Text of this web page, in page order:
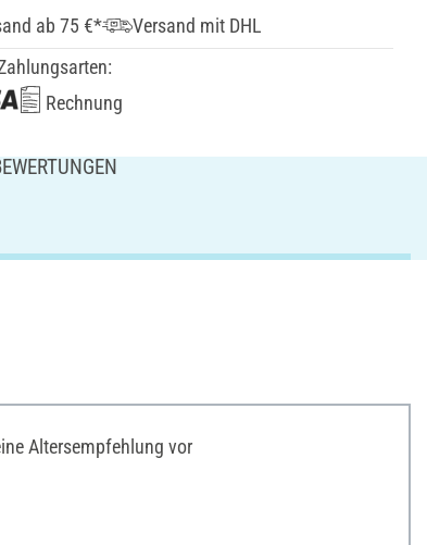
ab 75 €*
Versand mit DHL
Rechnung
Altersempfehlung vor